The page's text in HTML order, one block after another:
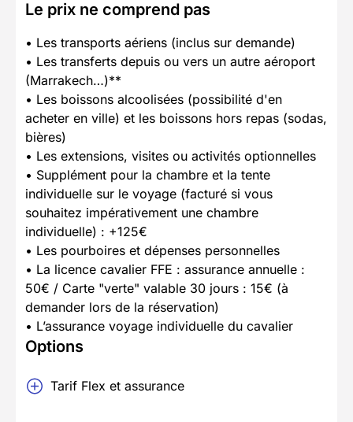
Le prix ne comprend pas
• Les transports aériens (inclus sur demande)
• Les transferts depuis ou vers un autre aéroport
(Marrakech…)**
• Les boissons alcoolisées (possibilité d'en
acheter en ville) et les boissons hors repas (sodas,
bières)
• Les extensions, visites ou activités optionnelles
• Supplément pour la chambre et la tente
individuelle sur le voyage (facturé si vous
souhaitez impérativement une chambre
individuelle) : +125€
• Les pourboires et dépenses personnelles
• La licence cavalier FFE : assurance annuelle :
50€ / Carte "verte" valable 30 jours : 15€ (à
demander lors de la réservation)
• L’assurance voyage individuelle du cavalier
Options
Tarif Flex et assurance